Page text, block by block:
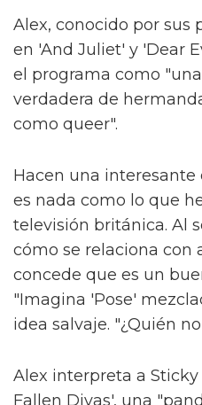
Alex, conocido por sus
en 'And Juliet' y 'Dear
el programa como
verdadera de
como queer".
Hacen una
es nada como lo que
televisión británica. Al
cómo se relaciona con
concede que es un
"Imagina 'Pose'
idea salvaje. "¿Quién
Alex interpreta a
Fallen Divas', una